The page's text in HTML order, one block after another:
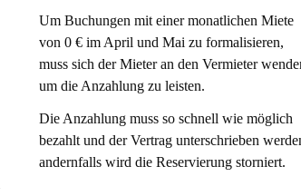
Um Buchungen mit einer monatlichen Miete
von 0 € im April und Mai zu formalisieren,
muss sich der Mieter an den Vermieter
um die Anzahlung zu leisten.
Die Anzahlung muss so schnell wie möglich
bezahlt und der Vertrag unterschrieben
andernfalls wird die Reservierung storniert.